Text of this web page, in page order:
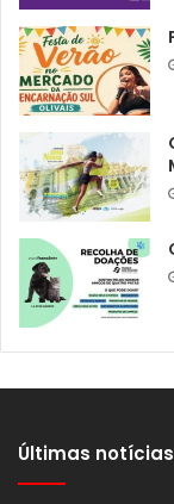
Últimas notícias